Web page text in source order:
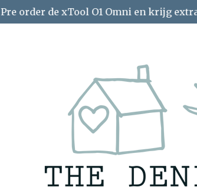
Pre order de xTool O1 Omni en krijg